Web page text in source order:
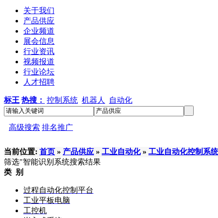
关于我们
产品供应
企业频道
展会信息
行业资讯
视频报道
行业论坛
人才招聘
标王 热搜： 控制系统 机器人 自动化
高级搜索 排名推广
当前位置: 首页 » 产品供应 » 工业自动化» 工业自动化控制系统
筛选"智能识别系统搜索结果
类 别
过程自动化控制平台
工业平板电脑
工控机